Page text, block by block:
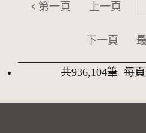
第一頁 上一頁
下一頁
共936,104筆 每